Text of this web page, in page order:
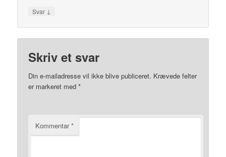
Svar ↓
Skriv et svar
Din e-mailadresse vil ikke blive publiceret. Krævede felter
er markeret med*
Kommentar*